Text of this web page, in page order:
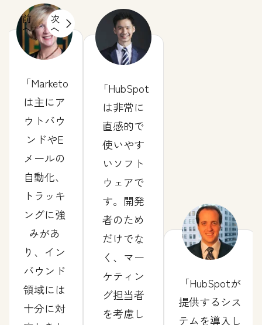
前
へ
次
へ
Marketo
は主にア
ウトバウ
ンドやE
メールの
自動化、
トラッキ
ングに強
みがあ
り、イン
バウンド
領域には
十分に対
HubSpot
は非常に
直感的で
使いやす
いソフト
ウェアで
す。開発
者のため
だけでな
く、マー
ケティン
グ担当者
を考慮し
HubSpotが
提供するシス
テムを導入し